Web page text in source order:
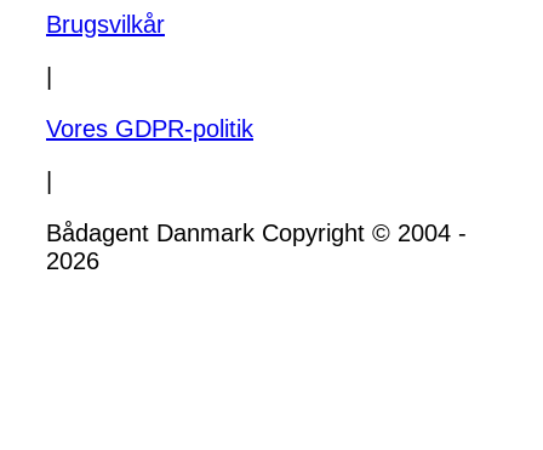
Brugsvilkår
Vores GDPR-politik
Bådagent Danmark Copyright © 2004 -
2026